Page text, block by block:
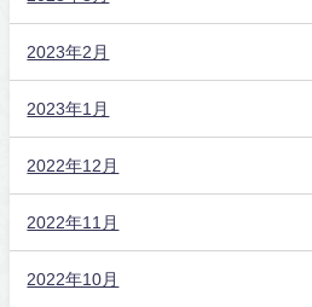
2023年2月
2023年1月
2022年12月
2022年11月
2022年10月